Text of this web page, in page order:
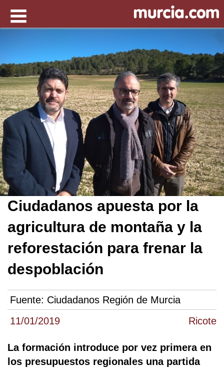
11/01/2019 Ricote
Ciudadanos apuesta por la
agricultura de montaña y la
reforestación para frenar la
despoblación
Fuente: Ciudadanos Región de Murcia
La formación introduce por vez primera en
los presupuestos regionales una partida